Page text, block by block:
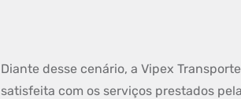
Diante desse cenário, a Vipex
satisfeita com os serviços prestados